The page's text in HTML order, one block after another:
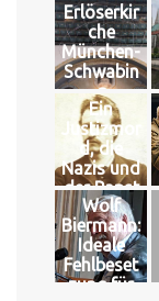
Erlöserkir
che
München-
Schwabin
g
Ein
Justizmor
d, die
Nazis und
der Papst
Wolf
Biermann:
Ideale
Fehlbeset
zung für